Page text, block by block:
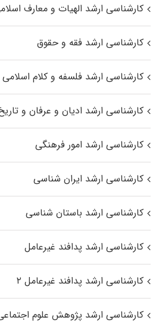
کارشناسی ارشد الهیات و معارف
کارشناسی ارشد فقه و حقوق
کارشناسی ارشد فلسفه و کلام اسلامی
کارشناسی ارشد ادیان و عرفان و
کارشناسی ارشد امور فرهنگی
کارشناسی ارشد ایران شناسی
کارشناسی ارشد باستان شناسی
کارشناسی ارشد پدافند غیرعامل
کارشناسی ارشد پدافند غیرعامل ۲
کارشناسی ارشد پژوهش علوم